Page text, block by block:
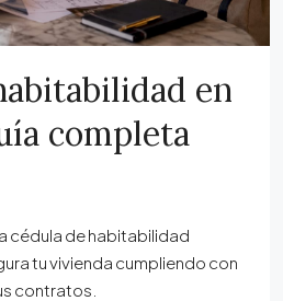
en
completa
cédula de habitabilidad
tu vivienda cumpliendo con
contratos.